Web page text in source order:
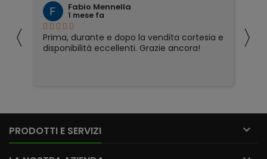
〈
Fabio Mennella
1 mese fa
Prima, durante e dopo la vendita cortesia e
disponibilità eccellenti. Grazie ancora!
〉
PRODOTTI E SERVIZI 